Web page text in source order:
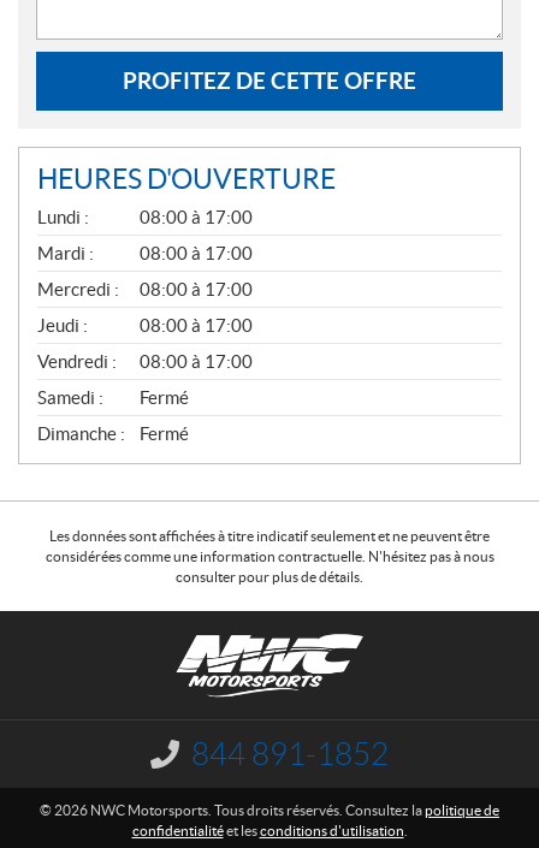
PROFITEZ DE CETTE OFFRE
HEURES D'OUVERTURE
G
É
N
É
R
A
L
Lundi :
08:00 à 17:00
Mardi :
08:00 à 17:00
Mercredi :
08:00 à 17:00
Jeudi :
08:00 à 17:00
Vendredi :
08:00 à 17:00
Samedi :
Fermé
Dimanche :
Fermé
Les données sont affichées à titre indicatif seulement et ne peuvent être
considérées comme une information contractuelle. N'hésitez pas à nous
consulter pour plus de détails.
I
n
o
r
844 891-1852
© 2026 NWC Motorsports. Tous droits réservés. Consultez lapolitique de
confidentialitéet lesconditions d'utilisation